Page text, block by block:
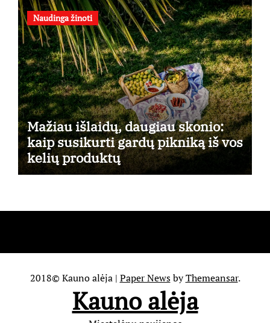
Naudinga žinoti
Mažiau išlaidų, daugiau skonio:
kaip susikurti gardų pikniką iš vos
kelių produktų
2018© Kauno alėja | Paper NewsbyThemeansar.
Kauno alėja